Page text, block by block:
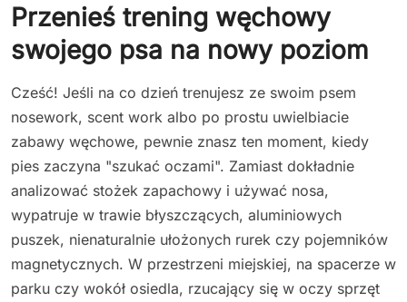
Przenieś trening węchowy
swojego psa na nowy poziom
Cześć! Jeśli na co dzień trenujesz ze swoim psem
nosework, scent work albo po prostu uwielbiacie
zabawy węchowe, pewnie znasz ten moment, kiedy
pies zaczyna "szukać oczami". Zamiast dokładnie
analizować stożek zapachowy i używać nosa,
wypatruje w trawie błyszczących, aluminiowych
puszek, nienaturalnie ułożonych rurek czy pojemników
magnetycznych. W przestrzeni miejskiej, na spacerze w
parku czy wokół osiedla, rzucający się w oczy sprzęt